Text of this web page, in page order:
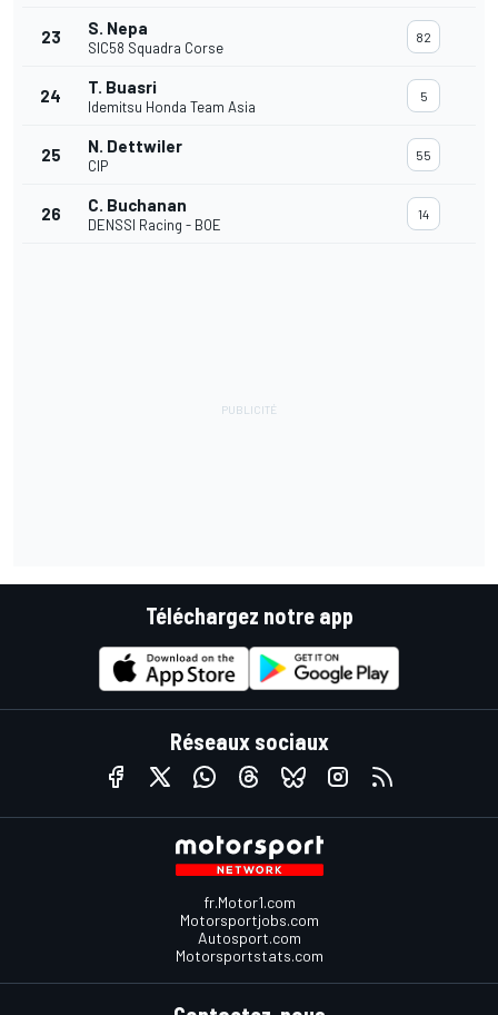
23 S. Nepa
SIC58 Squadra Corse
82
24 T. Buasri
Idemitsu Honda Team Asia
5
25 N. Dettwiler
CIP
55
26 C. Buchanan
DENSSI Racing - BOE
14
Téléchargez notre app
Réseaux sociaux
fr.Motor1.com
Motorsportjobs.com
Autosport.com
Motorsportstats.com